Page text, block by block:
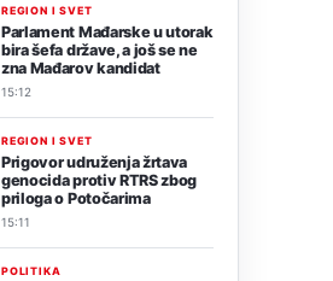
REGION I SVET
Parlament Mađarske u utorak
bira šefa države, a još se ne
zna Mađarov kandidat
15:12
REGION I SVET
Prigovor udruženja žrtava
genocida protiv RTRS zbog
priloga o Potočarima
15:11
POLITIKA